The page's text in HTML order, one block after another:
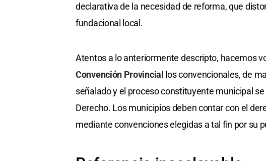
declarativa de la necesidad de reforma, que
fundacional local.
Atentos a lo anteriormente descripto, hacemos
Convención Provincial los convencionales, de
señalado y el proceso constituyente municipal
Derecho. Los municipios deben contar con el
mediante convenciones elegidas a tal fin por su